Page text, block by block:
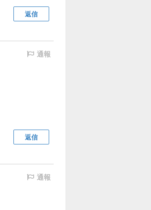
返信
通報
返信
通報